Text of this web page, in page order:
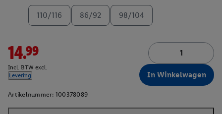
110/116 86/92 98/104
14.99
Incl. BTW excl.
Levering
In Winkelwagen
Artikelnummer: 100378089